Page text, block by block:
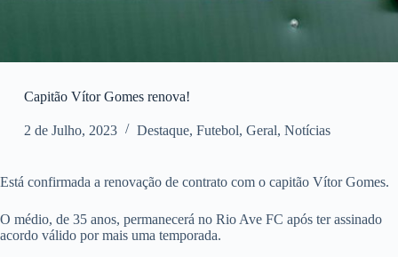
Capitão Vítor Gomes renova!
2 de Julho, 2023 Destaque, Futebol, Geral, Notícias
Está confirmada a renovação de contrato com o capitão Vítor Gomes.
O médio, de 35 anos, permanecerá no Rio Ave FC após ter assinado
acordo válido por mais uma temporada.